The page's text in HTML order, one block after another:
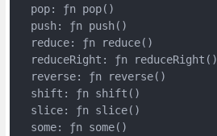
  pop: ƒn pop()
  push: ƒn push()
  reduce: ƒn reduce()
  reduceRight: ƒn reduceRight()
  reverse: ƒn reverse()
  shift: ƒn shift()
  slice: ƒn slice()
  some: ƒn some()